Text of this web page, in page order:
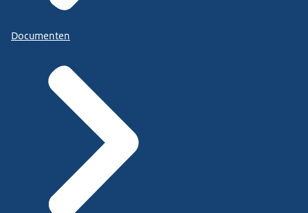
Documenten